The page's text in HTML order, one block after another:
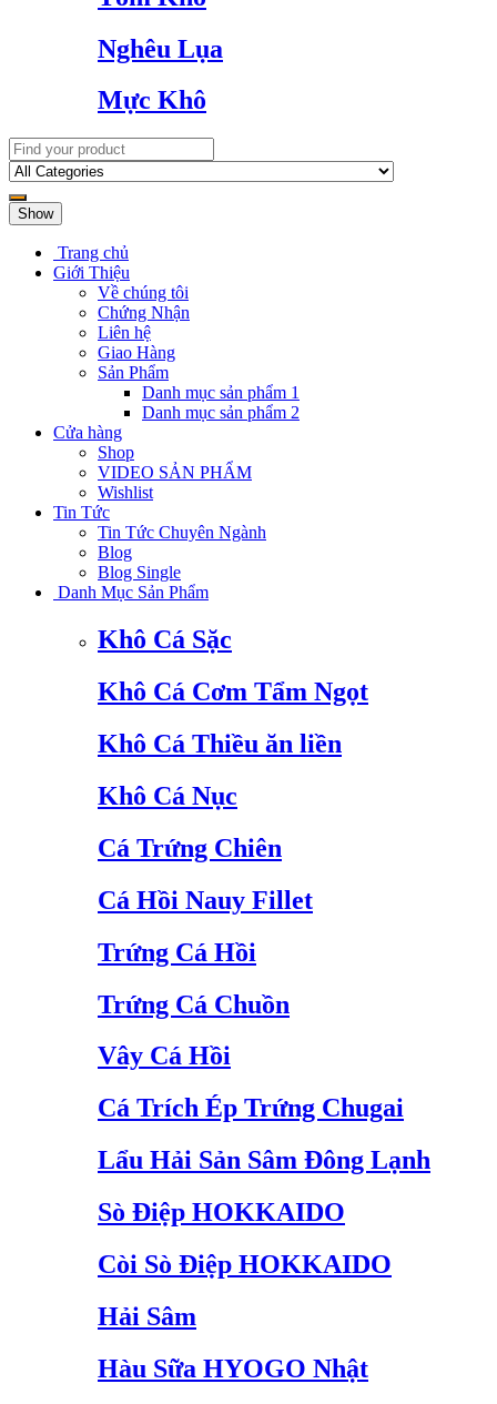
Nghêu Lụa
Mực Khô
Show
Trang chủ
Giới Thiệu
Về chúng tôi
Chứng Nhận
Liên hệ
Giao Hàng
Sản Phẩm
Danh mục sản phẩm 1
Danh mục sản phẩm 2
Cửa hàng
Shop
VIDEO SẢN PHẨM
Wishlist
Tin Tức
Tin Tức Chuyên Ngành
Blog
Blog Single
Danh Mục Sản Phẩm
Khô Cá Sặc
Khô Cá Cơm Tẩm Ngọt
Khô Cá Thiều ăn liền
Khô Cá Nục
Cá Trứng Chiên
Cá Hồi Nauy Fillet
Trứng Cá Hồi
Trứng Cá Chuồn
Vây Cá Hồi
Cá Trích Ép Trứng Chugai
Lẩu Hải Sản Sâm Đông Lạnh
Sò Điệp HOKKAIDO
Còi Sò Điệp HOKKAIDO
Hải Sâm
Hàu Sữa HYOGO Nhật